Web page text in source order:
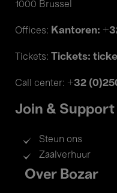
1000 Brussel
Offices: Kantoren:
Tickets: Tickets:
Call center: +32
Join & Support
Steun ons
Zaalverhuur
Footer
menu
Over Bozar